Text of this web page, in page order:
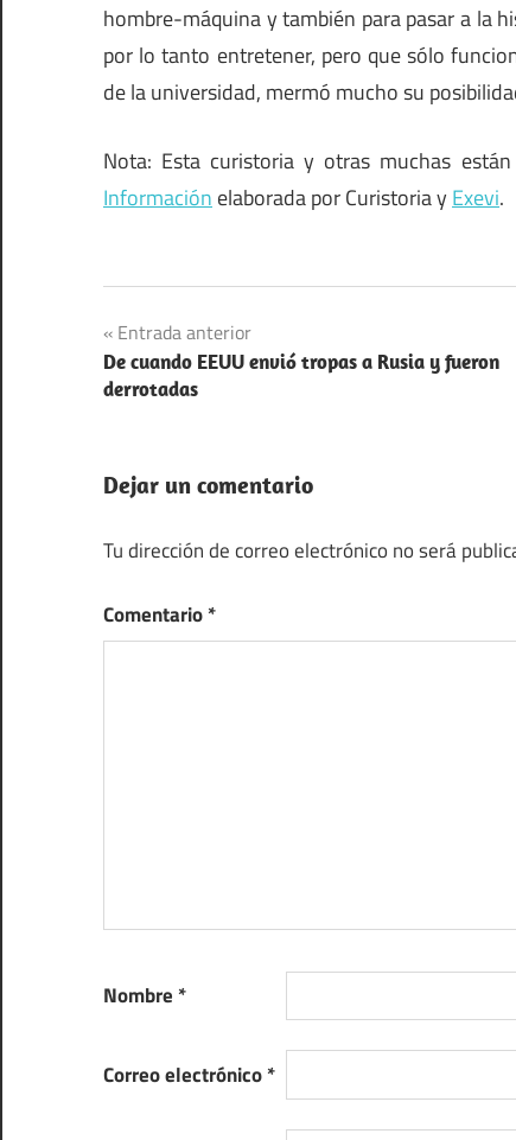
hombre-máquina y también para pasar a la
por lo tanto entretener, pero que sólo
de la universidad, mermó mucho su
Nota: Esta curistoria y otras muchas
Información elaborada por Curistoria yExevi.
Navegación
de
Entrada anterior
De cuando EEUU envió tropas a Rusia y fueron
derrotadas
Dejar un comentario
Tu dirección de correo electrónico no será
Comentario*
Nombre *
Correo electrónico*